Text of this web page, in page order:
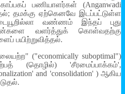
பணியாளர்கள் (Anganwadi
தமக்கு ஏற்கெனவே இடப்பட்டுள்ள
வண்ணம் இந்தப் புது
வளர்த்துக் கொள்வதற்கு
பயிற்றுவித்தல்.
("economically suboptimal")
(தொழில்) 'சீரமைப்பாக்கம்',
and 'consolidation' ) ஆகிய